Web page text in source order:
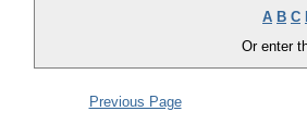
A B C
Or enter
Previous Page